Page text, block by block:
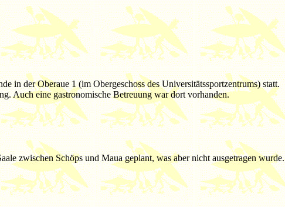
in der Oberaue 1 (im Obergeschoss des Universitätssportzentrums) statt.
Auch eine gastronomische Betreuung war dort vorhanden.
zwischen Schöps und Maua geplant, was aber nicht ausgetragen wurde.